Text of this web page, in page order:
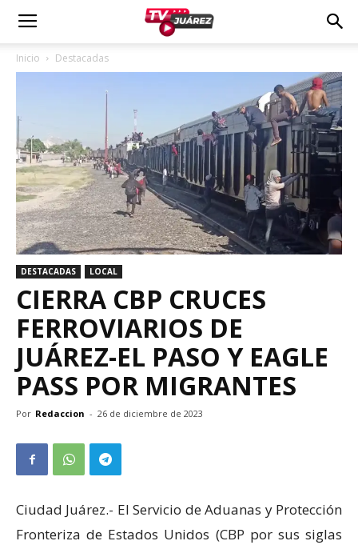
Inicio Destacadas
DESTACADAS LOCAL
CIERRA CBP CRUCES
FERROVIARIOS DE
JUÁREZ-EL PASO Y EAGLE
PASS POR MIGRANTES
Por Redaccion - 26 de diciembre de 2023
Ciudad Juárez.- El Servicio de Aduanas y Protección
Fronteriza de Estados Unidos (CBP por sus siglas